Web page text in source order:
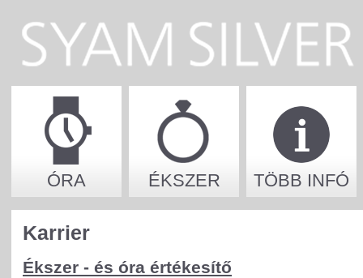
ÓRA ÉKSZER TÖBB INFÓ
Karrier
Ékszer - és óra értékesítő